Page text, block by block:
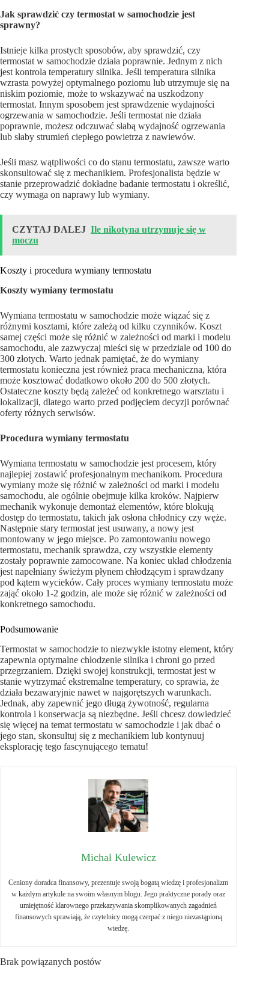
Jak sprawdzić czy termostat w samochodzie jest
sprawny?
Istnieje kilka prostych sposobów, aby sprawdzić, czy
termostat w samochodzie działa poprawnie. Jednym z nich
jest kontrola temperatury silnika. Jeśli temperatura silnika
wzrasta powyżej optymalnego poziomu lub utrzymuje się na
niskim poziomie, może to wskazywać na uszkodzony
termostat. Innym sposobem jest sprawdzenie wydajności
ogrzewania w samochodzie. Jeśli termostat nie działa
poprawnie, możesz odczuwać słabą wydajność ogrzewania
lub słaby strumień ciepłego powietrza z nawiewów.
Jeśli masz wątpliwości co do stanu termostatu, zawsze warto
skonsultować się z mechanikiem. Profesjonalista będzie w
stanie przeprowadzić dokładne badanie termostatu i określić,
czy wymaga on naprawy lub wymiany.
CZYTAJ DALEJ Ile nikotyna utrzymuje się w
moczu
Koszty i procedura wymiany termostatu
Koszty wymiany termostatu
Wymiana termostatu w samochodzie może wiązać się z
różnymi kosztami, które zależą od kilku czynników. Koszt
samej części może się różnić w zależności od marki i modelu
samochodu, ale zazwyczaj mieści się w przedziale od 100 do
300 złotych. Warto jednak pamiętać, że do wymiany
termostatu konieczna jest również praca mechaniczna, która
może kosztować dodatkowo około 200 do 500 złotych.
Ostateczne koszty będą zależeć od konkretnego warsztatu i
lokalizacji, dlatego warto przed podjęciem decyzji porównać
oferty różnych serwisów.
Procedura wymiany termostatu
Wymiana termostatu w samochodzie jest procesem, który
najlepiej zostawić profesjonalnym mechanikom. Procedura
wymiany może się różnić w zależności od marki i modelu
samochodu, ale ogólnie obejmuje kilka kroków. Najpierw
mechanik wykonuje demontaż elementów, które blokują
dostęp do termostatu, takich jak osłona chłodnicy czy węże.
Następnie stary termostat jest usuwany, a nowy jest
montowany w jego miejsce. Po zamontowaniu nowego
termostatu, mechanik sprawdza, czy wszystkie elementy
zostały poprawnie zamocowane. Na koniec układ chłodzenia
jest napełniany świeżym płynem chłodzącym i sprawdzany
pod kątem wycieków. Cały proces wymiany termostatu może
zająć około 1-2 godzin, ale może się różnić w zależności od
konkretnego samochodu.
Podsumowanie
Termostat w samochodzie to niezwykle istotny element, który
zapewnia optymalne chłodzenie silnika i chroni go przed
przegrzaniem. Dzięki swojej konstrukcji, termostat jest w
stanie wytrzymać ekstremalne temperatury, co sprawia, że
działa bezawaryjnie nawet w najgorętszych warunkach.
Jednak, aby zapewnić jego długą żywotność, regularna
kontrola i konserwacja są niezbędne. Jeśli chcesz dowiedzieć
się więcej na temat termostatu w samochodzie i jak dbać o
jego stan, skonsultuj się z mechanikiem lub kontynuuj
eksplorację tego fascynującego tematu!
Michał Kulewicz
Ceniony doradca finansowy, prezentuje swoją bogatą wiedzę i profesjonalizm
w każdym artykule na swoim własnym blogu. Jego praktyczne porady oraz
umiejętność klarownego przekazywania skomplikowanych zagadnień
finansowych sprawiają, że czytelnicy mogą czerpać z niego niezastąpioną
wiedzę.
Brak powiązanych postów